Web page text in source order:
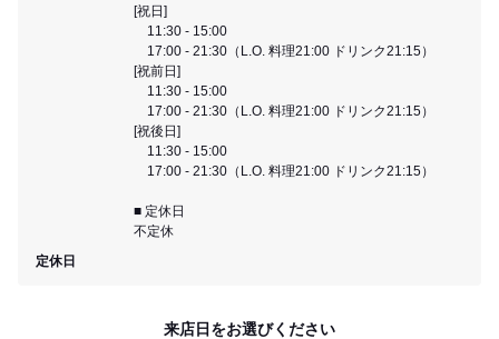
[祝日]
11:30 - 15:00
17:00 - 21:30（L.O. 料理21:00 ドリンク21:15）
[祝前日]
11:30 - 15:00
17:00 - 21:30（L.O. 料理21:00 ドリンク21:15）
[祝後日]
11:30 - 15:00
17:00 - 21:30（L.O. 料理21:00 ドリンク21:15）
■ 定休日
不定休
定休日
来店日をお選びください